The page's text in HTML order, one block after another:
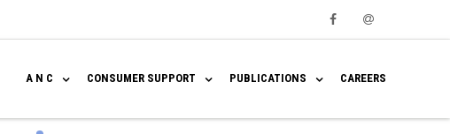
A N C CONSUMER SUPPORT PUBLICATIONS CAREERS